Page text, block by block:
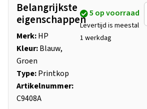
Belangrijkste
eigenschappen
Merk:HP
Kleur:Blauw,
Groen
Type:Printkop
Artikelnummer:
C9408A
5 op voorraad
Levertijd is meestal
1 werkdag